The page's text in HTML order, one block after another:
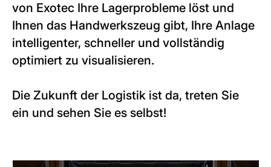
von Exotec Ihre Lagerprobleme löst und
Ihnen das Handwerkszeug gibt, Ihre Anlage
intelligenter, schneller und vollständig
optimiert zu visualisieren.
Die Zukunft der Logistik ist da, treten Sie
ein und sehen Sie es selbst!